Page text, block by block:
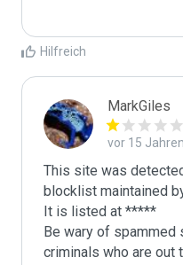
Hilfreich
MarkGiles
vor 15 Jahren
This site was
blocklist maintained
It is listed at *****
Be wary of spammed
criminals who are out